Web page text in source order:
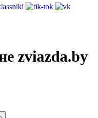
zviazda.by